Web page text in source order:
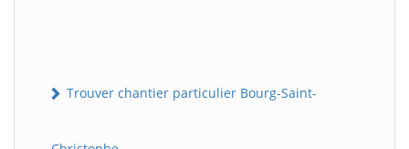
Trouver chantier particulier Bourg-Saint-